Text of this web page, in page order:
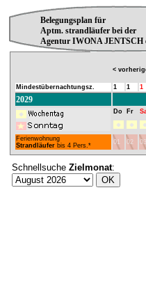
Belegungsplan für
Aptm. strandläufer bei der
Agentur IWONA JENTSCH
<
Mindestübernachtungsz. 1 1 1
2029
Do Fr
Ferienwohnung
Strandläufer bis 4 Pers.* 01 02 03
Schnellsuche Zielmonat: